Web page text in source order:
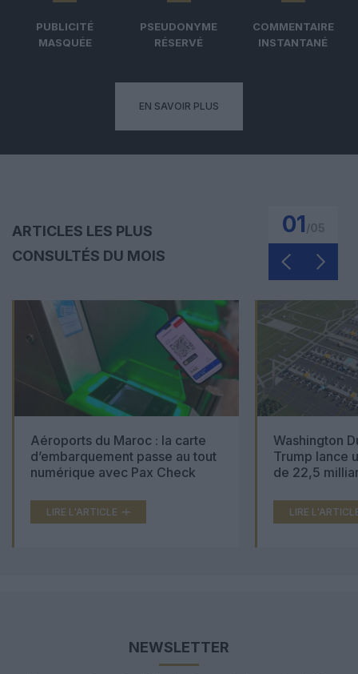
PUBLICITÉ
MASQUÉE
PSEUDONYME
RÉSERVÉ
COMMENTAIRE
INSTANTANÉ
EN SAVOIR PLUS
ARTICLES LES PLUS
CONSULTÉS DU MOIS
01
Aéroports du Maroc : la carte
d’embarquement passe au tout
numérique avec Pax Check
LIRE L'ARTICLE
Washington
Trump lance
de 22,5
LIRE
NEWSLETTER